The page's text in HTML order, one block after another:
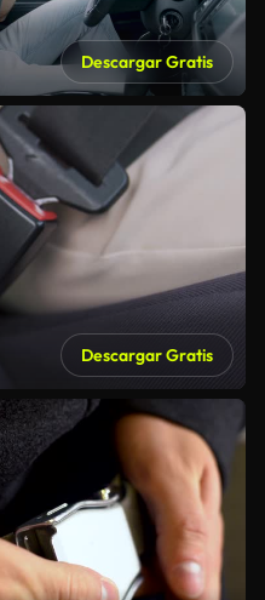
Descargar Gratis
Descargar Gratis